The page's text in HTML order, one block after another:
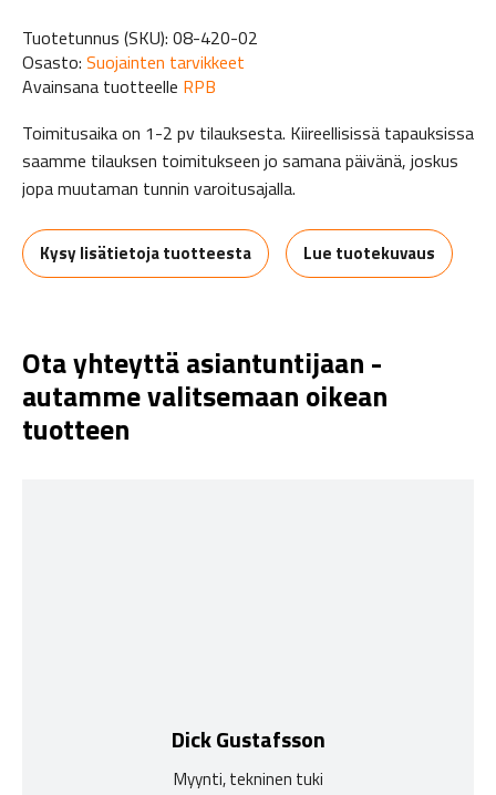
Tuotetunnus (SKU): 08-420-02
Osasto: Suojainten tarvikkeet
Avainsana tuotteelle RPB
Toimitusaika on 1-2 pv tilauksesta. Kiireellisissä tapauksissa
saamme tilauksen toimitukseen jo samana päivänä, joskus
jopa muutaman tunnin varoitusajalla.
Kysy lisätietoja tuotteesta Lue tuotekuvaus
Ota yhteyttä asiantuntijaan -
autamme valitsemaan oikean
tuotteen
Dick Gustafsson
Myynti, tekninen tuki